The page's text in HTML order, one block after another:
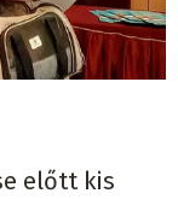
előtt kis